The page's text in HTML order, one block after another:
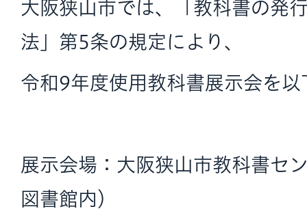
大阪狭山市では、「教科書の発
法」第5条の規定により、
令和9年度使用教科書展示会を
展示会場：大阪狭山市教科書セ
図書館内）